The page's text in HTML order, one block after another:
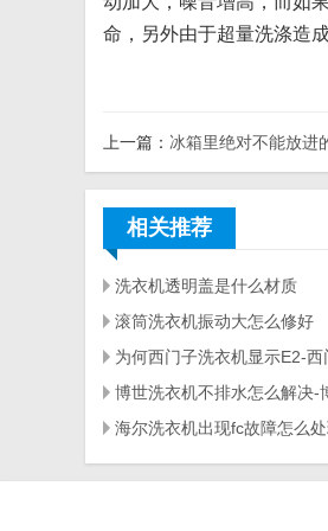
命，另外由于超量洗涤造
上一篇： 冰箱里绝对不能放进
相关推荐
洗衣机透明盖是什么材质
滚筒洗衣机振动大怎么修好
为何西门子洗衣机显示E2-
博世洗衣机不排水怎么解决-
海尔洗衣机出现fc故障怎么